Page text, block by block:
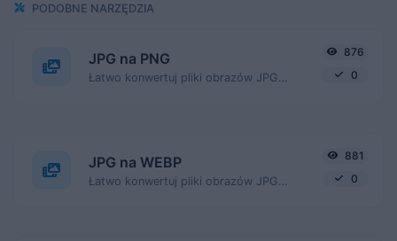
PODOBNE NARZĘDZIA
JPG na PNG
876
0
JPG na WEBP
881
0